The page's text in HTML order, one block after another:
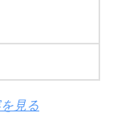
見る